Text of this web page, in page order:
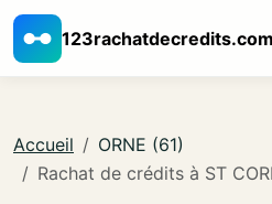
123rachatdecredits.com
Accueil
ORNE (61)
Rachat de crédits à ST